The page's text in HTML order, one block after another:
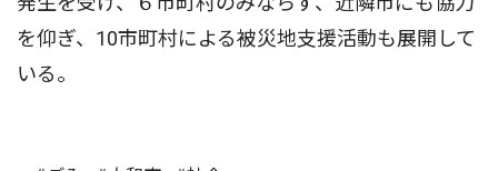
を仰ぎ、10市町村による被災地支援活動も展開して
いる。